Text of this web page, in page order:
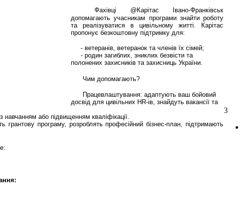
Фахівці @Карітас Івано-Франківськ
допомагають учасникам програми знайти роботу
та реалізуватися в цивільному житті. Карітас
пропонує безкоштовну підтримку для:
- ветеранів, ветеранок та членів їх сімей;
- родин загиблих, зниклих безвісти та
полонених захисників та захисниць України.
Чим допомагають?
Працевлаштування: адаптують ваш бойовий
досвід для цивільних HR-ів, знайдуть вакансії та
або підвищенням кваліфікації.
грантову програму, розроблять професійний бізнес-план, підтримають
3